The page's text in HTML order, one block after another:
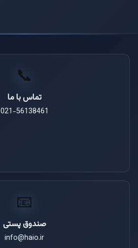
📞
تماس با ما
021-56138461
📧
صندوق پستی
info@haio.ir